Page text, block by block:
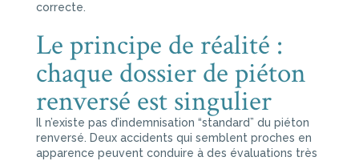
correcte.
Le principe de réalité :
chaque dossier de piéton
renversé est singulier
Il n’existe pas d’indemnisation “standard” du piéton
renversé. Deux accidents qui semblent proches en
apparence peuvent conduire à des évaluations très